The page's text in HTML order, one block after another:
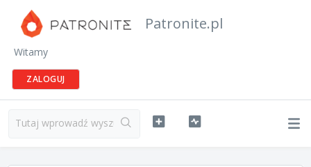
Patronite.pl
Witamy
ZALOGUJ